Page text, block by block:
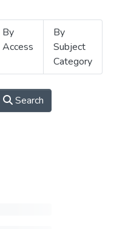
By
Access
By
Subject
Category
Search